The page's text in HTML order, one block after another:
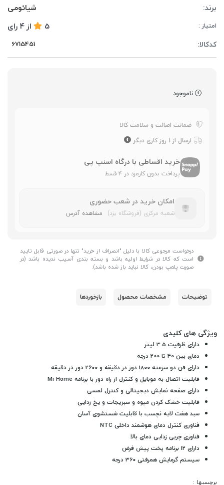
برند: شیائومی
امتیاز : 5 از 4رای
کدکالا:
ناموجود
ضمانت اصالت و سلامت کالا
ارسال از 1 روز کاری دیگر
خرید اقساطی با درگاه اسنپ پی
پرداخت بدون کارمزد در ۴ قسط
امکان خرید در شعب حضوری
شعبه مرکزی (فروشگاه یزد) مشاهده آدرس
درخواست مرجوعی کالا با دلیل "انصراف از خرید" تنها در صورتی قابل تایید
است که کالا در شرایط اولیه باشد و بسته بندی آسیب ندیده باشد (در
صورت پلمپ بودن، کالا نباید باز شده باشد).
توضیحات مشخصات محصول بازخوردها
ویژگی های کلیدی
دارای ظرفیت 3.5 لیتر
دمای بین 40 تا 200 درجه
دارای فن دو سرعته 1800 دور در دقیقه و 2600 دور در دقیقه
قابلیت اتصال به موبایل و کنترل از راه دور با برنامه Mi Home
دارای صفحه نمایش دیجیتالی و کنترل لمسی
قابلیت خشک کردن میوه و سبزیجات و یخ زدایی
سبد هفت لایه نچسب با قابلیت شستشوی آسان
فناوری کنترل دمای هوشمند داخلی NTC
فناوری چربی زدایی دمای بالا
دارای 12 برنامه پخت پیش فرض
سیستم گرمایش همرفتی 360 درجه
برچسبها :